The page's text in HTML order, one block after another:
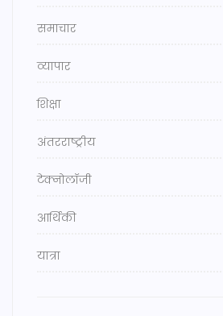
समाचार
व्यापार
शिक्षा
अंतरराष्ट्रीय
टेक्नोलॉजी
आर्थिकी
यात्रा